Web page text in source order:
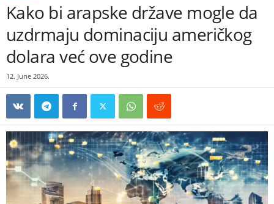
Kako bi arapske države mogle da
uzdrmaju dominaciju američkog
dolara već ove godine
12. June 2026.